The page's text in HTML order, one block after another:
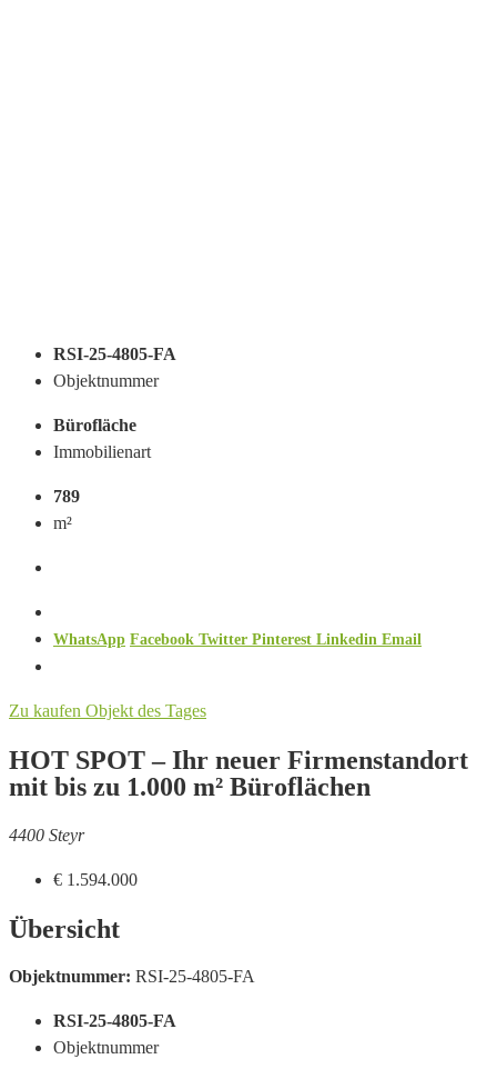
RSI-25-4805-FA
Objektnummer
Bürofläche
Immobilienart
789
m²
WhatsApp Facebook Twitter Pinterest Linkedin Email
Zu kaufen Objekt des Tages
HOT SPOT – Ihr neuer Firmenstandort
mit bis zu 1.000 m² Büroflächen
4400 Steyr
€ 1.594.000
Übersicht
Objektnummer: RSI-25-4805-FA
RSI-25-4805-FA
Objektnummer